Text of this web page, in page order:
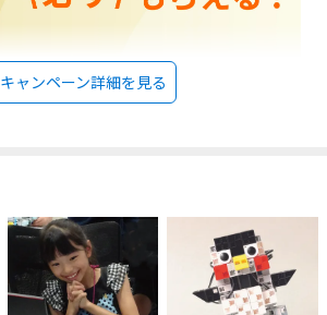
キャンペーン詳細を見る